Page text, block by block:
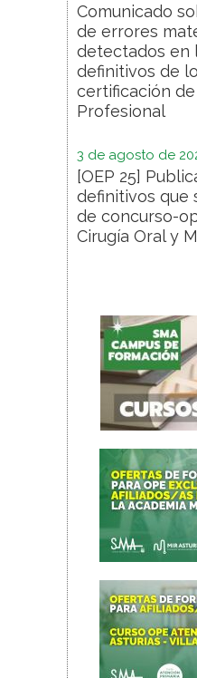
Comunicado
de errores
detectados en
definitivos de
certificación
Profesional
3 de agosto de
[OEP 25]
definitivos que
de concurso-
Cirugía Oral y